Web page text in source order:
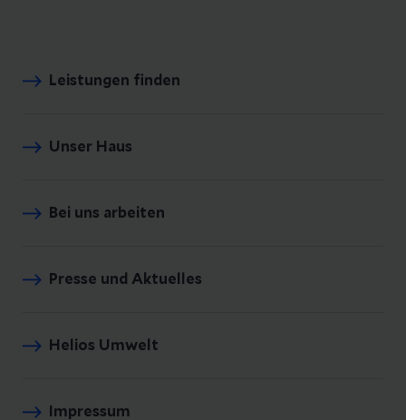
Leistungen finden
Unser Haus
Bei uns arbeiten
Presse und Aktuelles
Helios Umwelt
Impressum